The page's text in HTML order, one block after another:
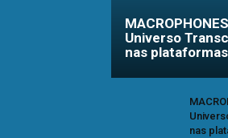
Universo
nas
nas